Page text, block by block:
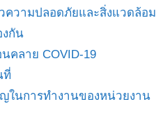
ความปลอดภัยและสิ่งแวดล้อม
งกัน
คลาย COVID-19
ที่
ในการทำงานของหน่วยงาน